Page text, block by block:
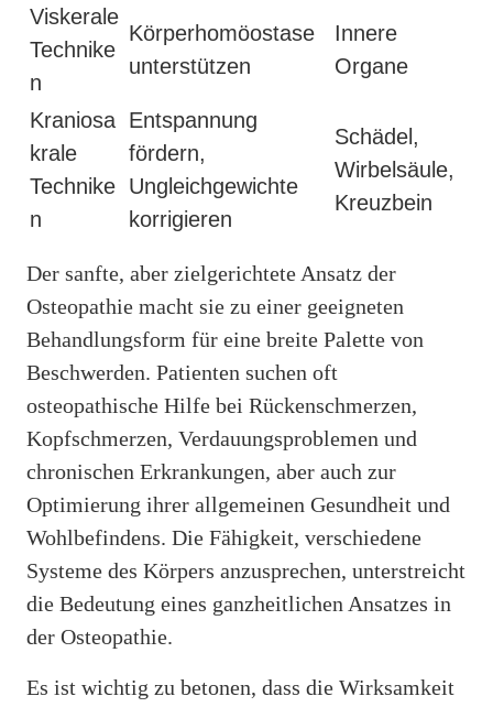
Viskerale
Technike
n
Körperhomöostase
unterstützen
Innere
Organe
Kraniosa
krale
Technike
n
Entspannung
fördern,
Ungleichgewichte
korrigieren
Schädel,
Wirbelsäule,
Kreuzbein
Der sanfte, aber zielgerichtete Ansatz der
Osteopathie macht sie zu einer geeigneten
Behandlungsform für eine breite Palette von
Beschwerden. Patienten suchen oft
osteopathische Hilfe bei Rückenschmerzen,
Kopfschmerzen, Verdauungsproblemen und
chronischen Erkrankungen, aber auch zur
Optimierung ihrer allgemeinen Gesundheit und
Wohlbefindens. Die Fähigkeit, verschiedene
Systeme des Körpers anzusprechen, unterstreicht
die Bedeutung eines ganzheitlichen Ansatzes in
der Osteopathie.
Es ist wichtig zu betonen, dass die Wirksamkeit